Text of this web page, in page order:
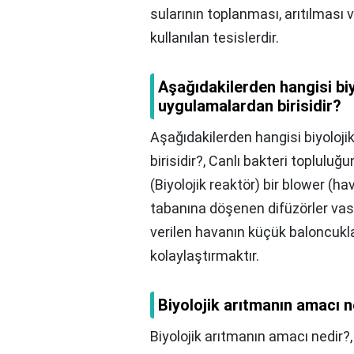
sularının toplanması,
kullanılan tesislerdir.
Aşağıdakilerden hangisi
uygulamalardan birisidir?
Aşağıdakilerden hangisi
birisidir?, Canlı bakteri
(Biyolojik reaktör) bir blower
tabanına döşenen difüzörler
verilen havanın küçük
kolaylaştırmaktır.
Biyolojik arıtmanın amacı
Biyolojik arıtmanın amacı